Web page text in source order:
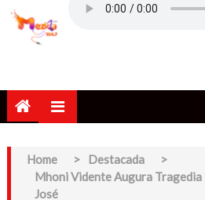
Home > Destacada
>
Mhoni Vidente Augura Tragedia
José